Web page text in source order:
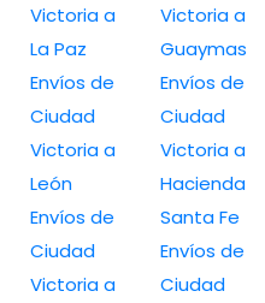
Victoria a
La Paz
Envíos de
Ciudad
Victoria a
León
Envíos de
Ciudad
Victoria a
Victoria a
Guaymas
Envíos de
Ciudad
Victoria a
Hacienda
Santa Fe
Envíos de
Ciudad